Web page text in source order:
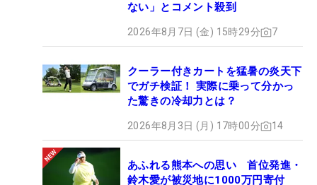
ない」とコメント殺到
2026年8月7日 (金) 15時29分 7
クーラー付きカートを猛暑の炎天下
でガチ検証！ 実際に乗って分かっ
た驚きの冷却力とは？
2026年8月3日 (月) 17時00分 14
あふれる熊本への思い 首位発進・
鈴木愛が被災地に1000万円寄付